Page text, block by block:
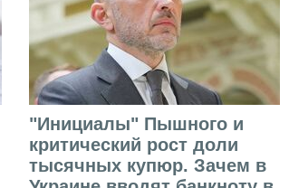
"Инициалы" Пышного и
критический рост доли
тысячных купюр. Зачем в